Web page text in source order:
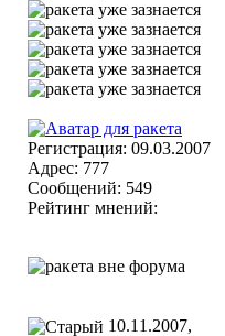
Регистрация: 09.03.2007
Адрес: 777
Сообщений: 549
Рейтинг мнений:
10.11.2007,